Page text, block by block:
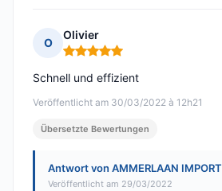
O
Olivier
Hinweis: 5 von 5
Veröffentlicht am 30/03/2022 à 12h21
Schnell und effizient
Übersetzte Bewertungen
Antwort von AMMERLAAN IMPORT
Veröffentlicht am 29/03/2022